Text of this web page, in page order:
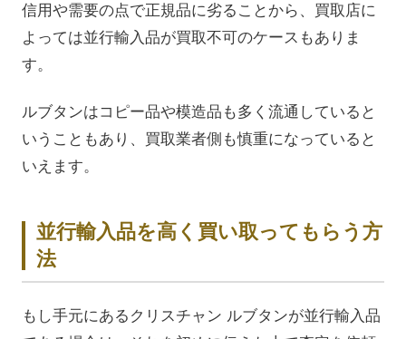
信用や需要の点で正規品に劣ることから、買取店に
よっては並行輸入品が買取不可のケースもありま
す。
ルブタンはコピー品や模造品も多く流通していると
いうこともあり、買取業者側も慎重になっていると
いえます。
並行輸入品を高く買い取ってもらう方
法
もし手元にあるクリスチャン ルブタンが並行輸入品